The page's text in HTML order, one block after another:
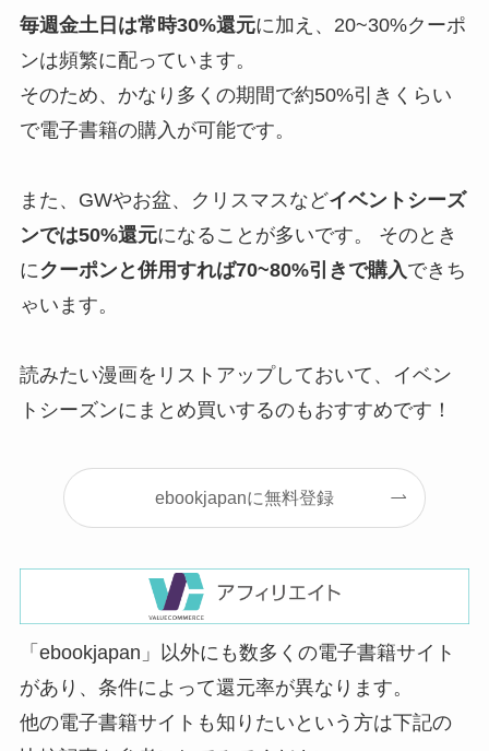
毎週金土日は常時30%還元に加え、20~30%クーポ
ンは頻繁に配っています。
そのため、かなり多くの期間で約50%引きくらい
で電子書籍の購入が可能です。
また、GWやお盆、クリスマスなどイベントシーズ
ンでは50%還元になることが多いです。 そのとき
にクーポンと併用すれば70~80%引きで購入できち
ゃいます。
読みたい漫画をリストアップしておいて、イベン
トシーズンにまとめ買いするのもおすすめです！
ebookjapanに無料登録
「ebookjapan」以外にも数多くの電子書籍サイト
があり、条件によって還元率が異なります。
他の電子書籍サイトも知りたいという方は下記の